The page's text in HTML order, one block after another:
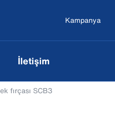
Kampanya
İletişim
fırçası SCB3